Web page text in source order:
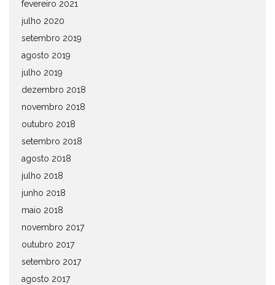
fevereiro 2021
julho 2020
setembro 2019
agosto 2019
julho 2019
dezembro 2018
novembro 2018
outubro 2018
setembro 2018
agosto 2018
julho 2018
junho 2018
maio 2018
novembro 2017
outubro 2017
setembro 2017
agosto 2017